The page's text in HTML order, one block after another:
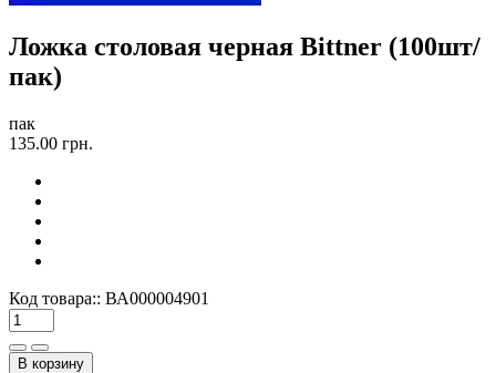
Ложка столовая черная Bittner (100шт/
пак)
пак
135.00 грн.
Код товара:: ВА000004901
В корзину